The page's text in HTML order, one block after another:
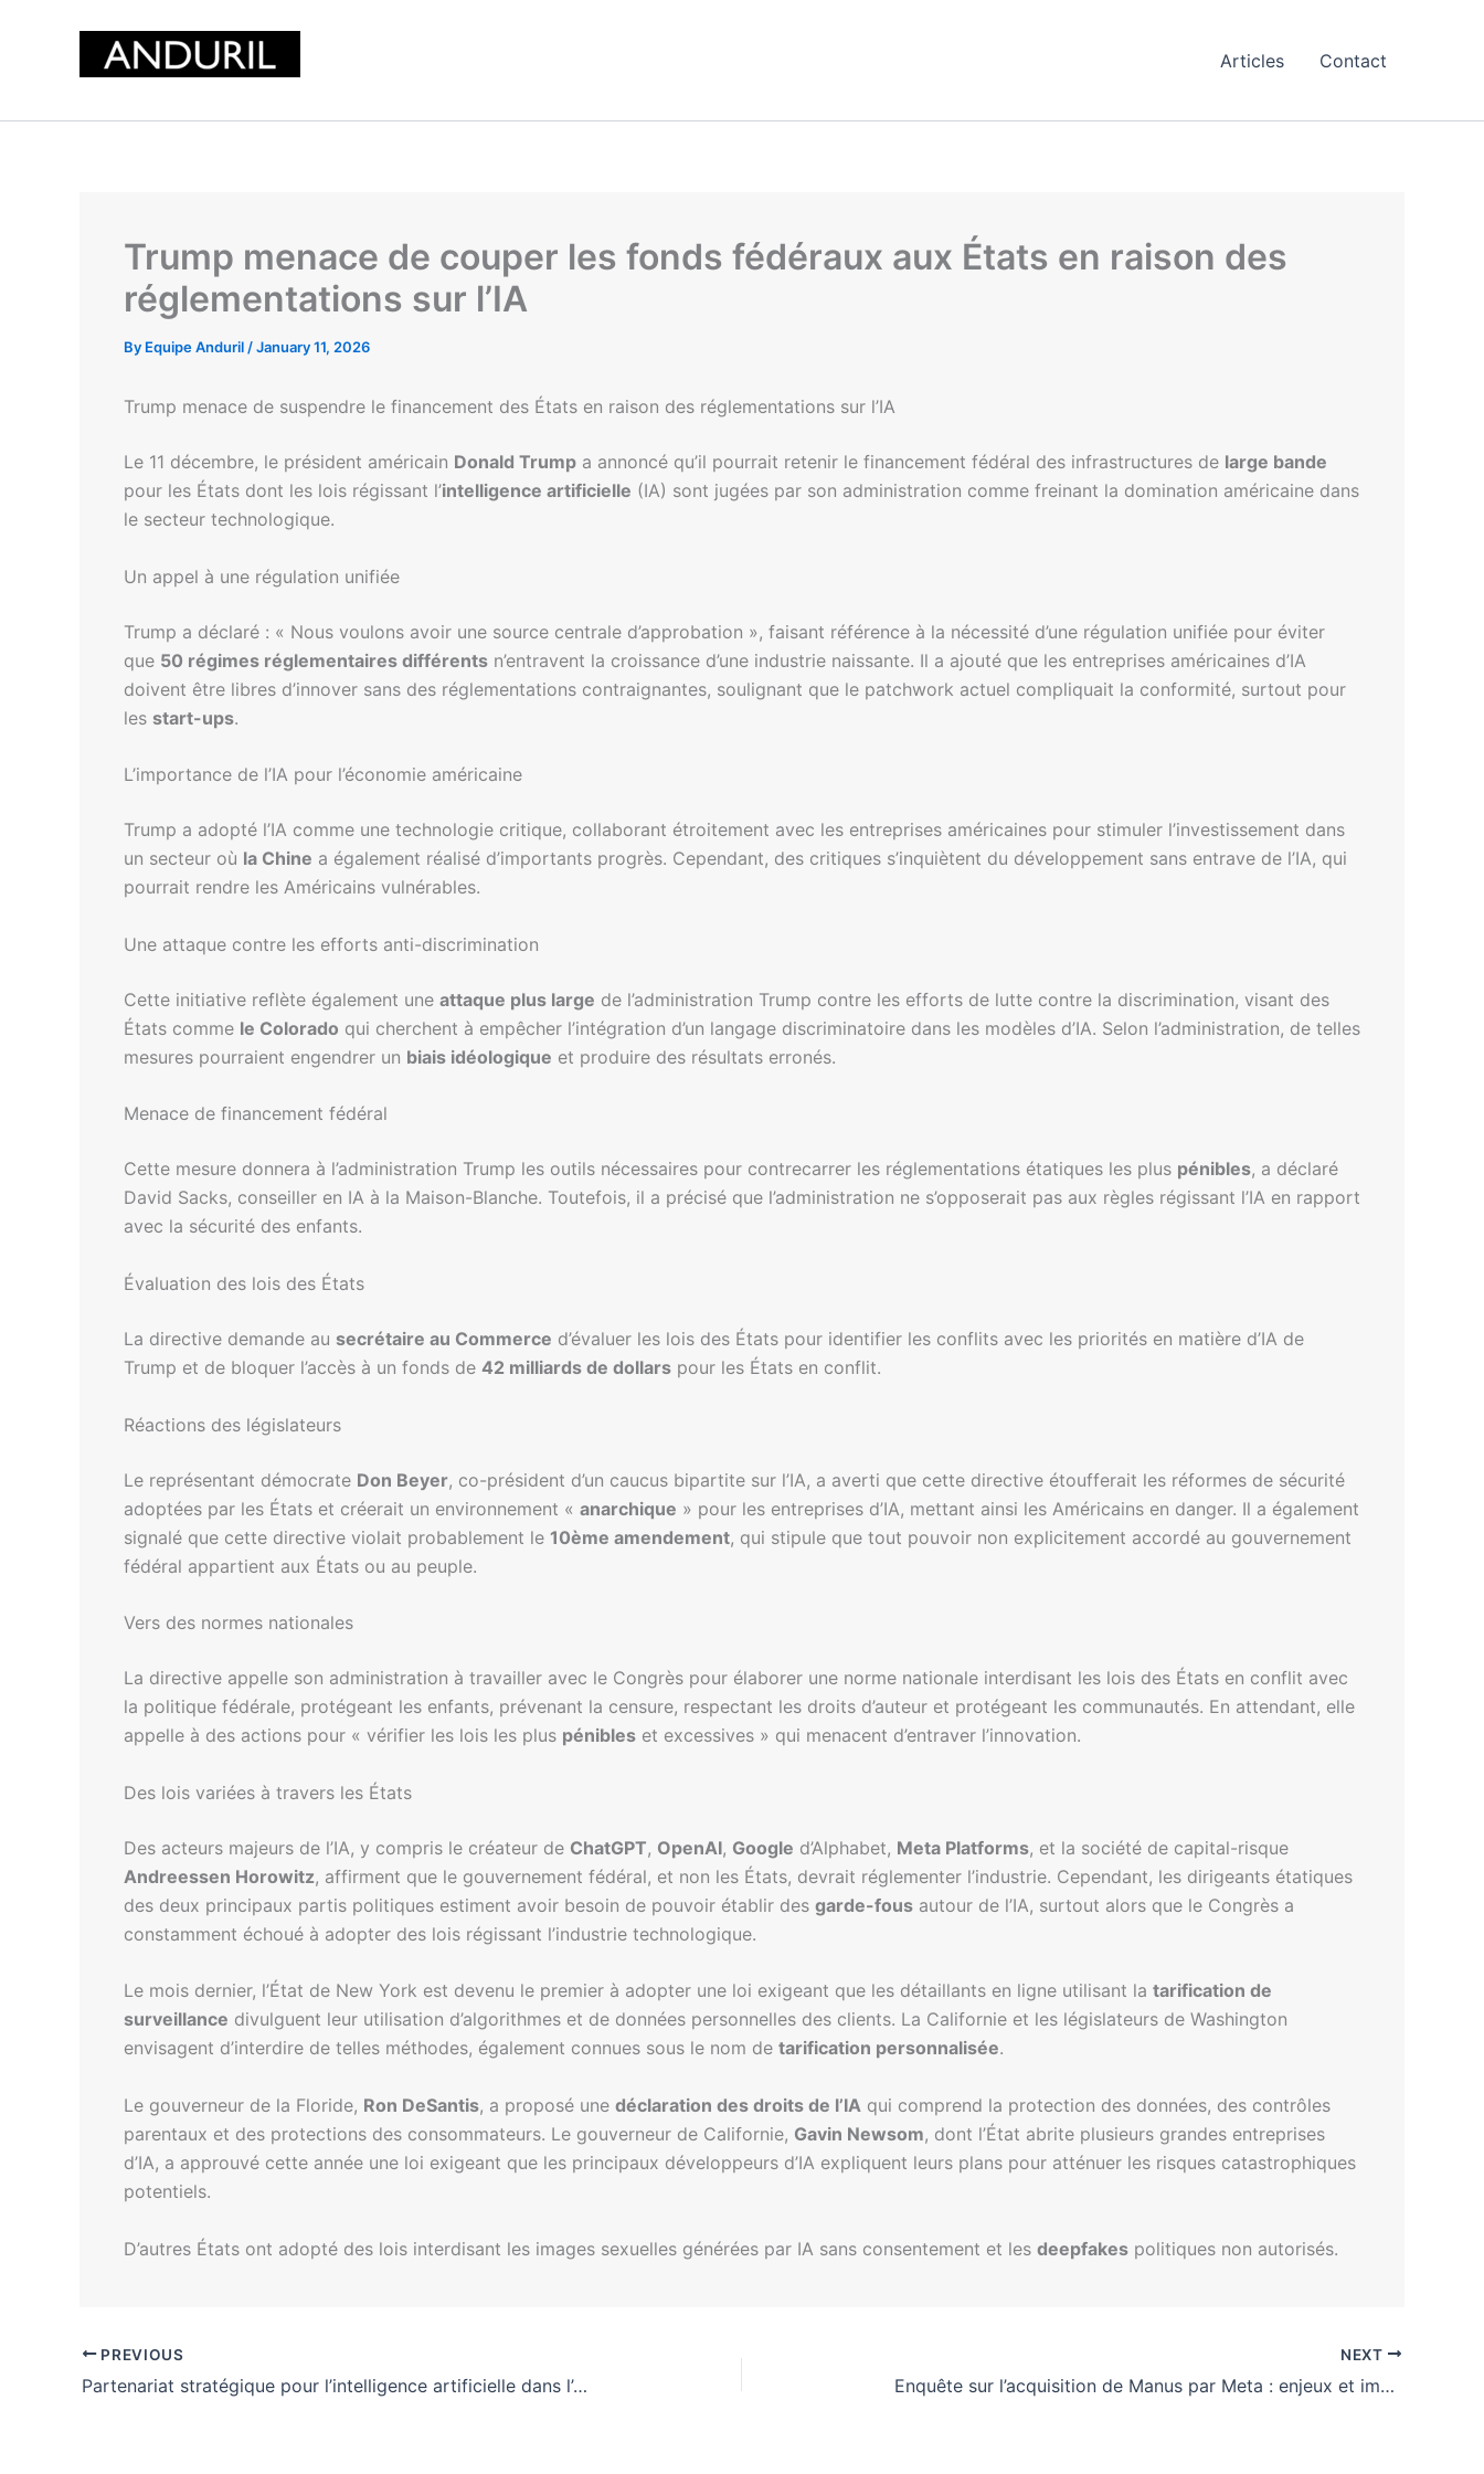
Articles Contact
Trump menace de couper les fonds fédéraux aux États en raison des
réglementations sur l’IA
By Equipe Anduril /January 11, 2026
Trump menace de suspendre le financement des États en raison des réglementations sur l’IA
Le 11 décembre, le président américain Donald Trump a annoncé qu’il pourrait retenir le financement fédéral des infrastructures de large bande
pour les États dont les lois régissant l’intelligence artificielle (IA) sont jugées par son administration comme freinant la domination américaine dans
le secteur technologique.
Un appel à une régulation unifiée
Trump a déclaré : « Nous voulons avoir une source centrale d’approbation », faisant référence à la nécessité d’une régulation unifiée pour éviter
que 50 régimes réglementaires différents n’entravent la croissance d’une industrie naissante. Il a ajouté que les entreprises américaines d’IA
doivent être libres d’innover sans des réglementations contraignantes, soulignant que le patchwork actuel compliquait la conformité, surtout pour
les start-ups.
L’importance de l’IA pour l’économie américaine
Trump a adopté l’IA comme une technologie critique, collaborant étroitement avec les entreprises américaines pour stimuler l’investissement dans
un secteur où la Chine a également réalisé d’importants progrès. Cependant, des critiques s’inquiètent du développement sans entrave de l’IA, qui
pourrait rendre les Américains vulnérables.
Une attaque contre les efforts anti-discrimination
Cette initiative reflète également une attaque plus large de l’administration Trump contre les efforts de lutte contre la discrimination, visant des
États comme le Colorado qui cherchent à empêcher l’intégration d’un langage discriminatoire dans les modèles d’IA. Selon l’administration, de telles
mesures pourraient engendrer un biais idéologique et produire des résultats erronés.
Menace de financement fédéral
Cette mesure donnera à l’administration Trump les outils nécessaires pour contrecarrer les réglementations étatiques les plus pénibles, a déclaré
David Sacks, conseiller en IA à la Maison-Blanche. Toutefois, il a précisé que l’administration ne s’opposerait pas aux règles régissant l’IA en rapport
avec la sécurité des enfants.
Évaluation des lois des États
La directive demande au secrétaire au Commerce d’évaluer les lois des États pour identifier les conflits avec les priorités en matière d’IA de
Trump et de bloquer l’accès à un fonds de 42 milliards de dollars pour les États en conflit.
Réactions des législateurs
Le représentant démocrate Don Beyer, co-président d’un caucus bipartite sur l’IA, a averti que cette directive étoufferait les réformes de sécurité
adoptées par les États et créerait un environnement « anarchique » pour les entreprises d’IA, mettant ainsi les Américains en danger. Il a également
signalé que cette directive violait probablement le 10ème amendement, qui stipule que tout pouvoir non explicitement accordé au gouvernement
fédéral appartient aux États ou au peuple.
Vers des normes nationales
La directive appelle son administration à travailler avec le Congrès pour élaborer une norme nationale interdisant les lois des États en conflit avec
la politique fédérale, protégeant les enfants, prévenant la censure, respectant les droits d’auteur et protégeant les communautés. En attendant, elle
appelle à des actions pour « vérifier les lois les plus pénibles et excessives » qui menacent d’entraver l’innovation.
Des lois variées à travers les États
Des acteurs majeurs de l’IA, y compris le créateur de ChatGPT, OpenAI, Google d’Alphabet, Meta Platforms, et la société de capital-risque
Andreessen Horowitz, affirment que le gouvernement fédéral, et non les États, devrait réglementer l’industrie. Cependant, les dirigeants étatiques
des deux principaux partis politiques estiment avoir besoin de pouvoir établir des garde-fous autour de l’IA, surtout alors que le Congrès a
constamment échoué à adopter des lois régissant l’industrie technologique.
Le mois dernier, l’État de New York est devenu le premier à adopter une loi exigeant que les détaillants en ligne utilisant la tarification de
surveillance divulguent leur utilisation d’algorithmes et de données personnelles des clients. La Californie et les législateurs de Washington
envisagent d’interdire de telles méthodes, également connues sous le nom de tarification personnalisée.
Le gouverneur de la Floride, Ron DeSantis, a proposé une déclaration des droits de l’IA qui comprend la protection des données, des contrôles
parentaux et des protections des consommateurs. Le gouverneur de Californie, Gavin Newsom, dont l’État abrite plusieurs grandes entreprises
d’IA, a approuvé cette année une loi exigeant que les principaux développeurs d’IA expliquent leurs plans pour atténuer les risques catastrophiques
potentiels.
D’autres États ont adopté des lois interdisant les images sexuelles générées par IA sans consentement et les deepfakes politiques non autorisés.
PREVIOUS
Partenariat stratégique pour l’intelligence artificielle dans l’éducation juridique
NEXT
Enquête sur l’acquisition de Manus par Meta : enjeux et implications